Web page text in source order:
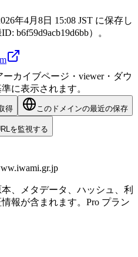
年4月8日 15:08 JST に保存し
b6f59d9acb19d6bb）。
ーカイブページ・viewer・ダウ
に表示されます。
得 このドメインの最近の保存
を監視する
、メタデータ、ハッシュ、利
報が含まれます。Pro プラン